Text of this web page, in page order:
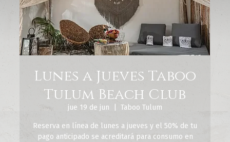
Lunes a Jueves Taboo
Tulum Beach Club
jue 19 de jun Taboo Tulum
Reserva en línea de lunes a jueves y el 50% de tu
pago anticipado se acreditará para consumo en